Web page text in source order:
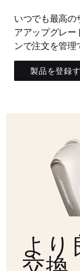
いつでも最高の
アアップグレー
ンで注文を管理
製品を登録
より
交換